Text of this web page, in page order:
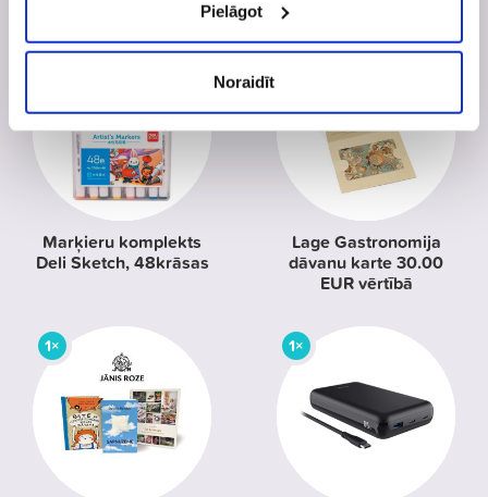
Pielāgot
Noraidīt
1×
Marķieru komplekts
Deli Sketch, 48krāsas
1×
Lage Gastronomija
dāvanu karte 30.00
EUR vērtībā
1× 1×